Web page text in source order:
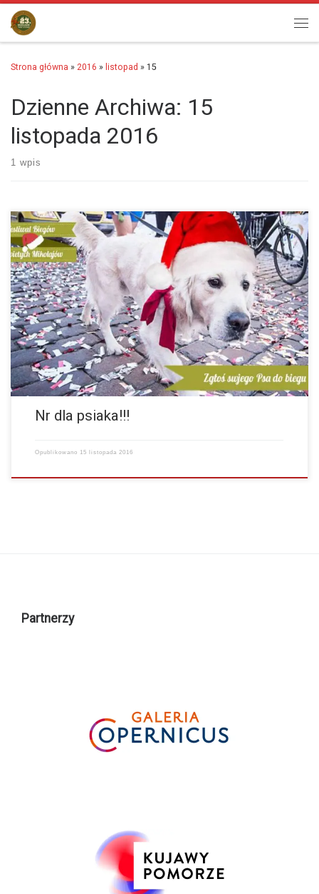
Przejdź do treści
Strona główna » 2016 » listopad » 15
Dzienne Archiwa: 15
listopada 2016
1 wpis
W tym roku każdy pies będzie posiadał swój nr ID, dlatego prosimy o
wcześniejsze zgłoszenie udziału biegu z psem. Zgłoszenie prosimy
przesłać na adres :…więcej
Nr dla psiaka!!!
Opublikowano 15 listopada 2016
Partnerzy